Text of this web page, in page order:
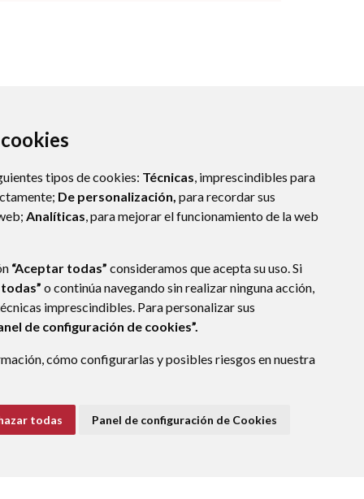
tipos de cookies: Técnicas, imprescindibles para
De personalización, para recordar sus
Analíticas, para mejorar el funcionamiento de la web
“Aceptar todas” consideramos que acepta su uso. Si
o continúa navegando sin realizar ninguna acción,
imprescindibles. Para personalizar sus
de configuración de cookies”.
cómo configurarlas y posibles riesgos en nuestra
todas Panel de configuración de Cookies